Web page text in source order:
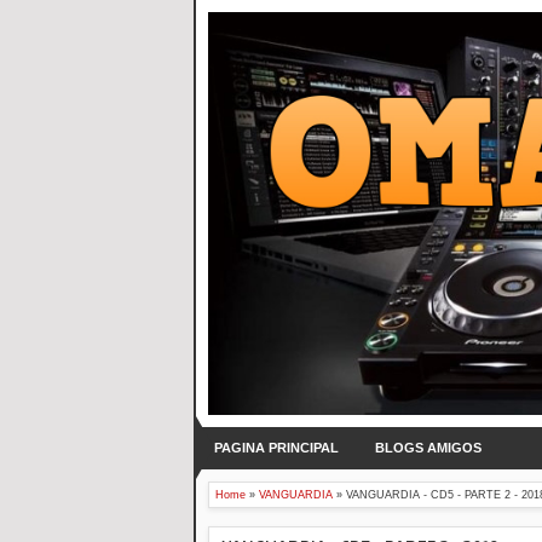
PAGINA PRINCIPAL BLOGS AMIGOS
Home » VANGUARDIA » VANGUARDIA - CD5 - PARTE 2 -